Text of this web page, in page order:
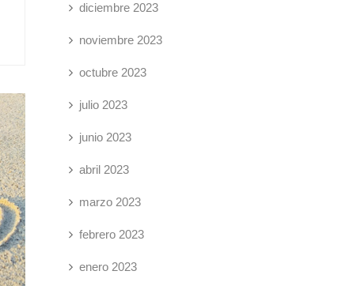
diciembre 2023
noviembre 2023
octubre 2023
julio 2023
junio 2023
abril 2023
marzo 2023
febrero 2023
enero 2023